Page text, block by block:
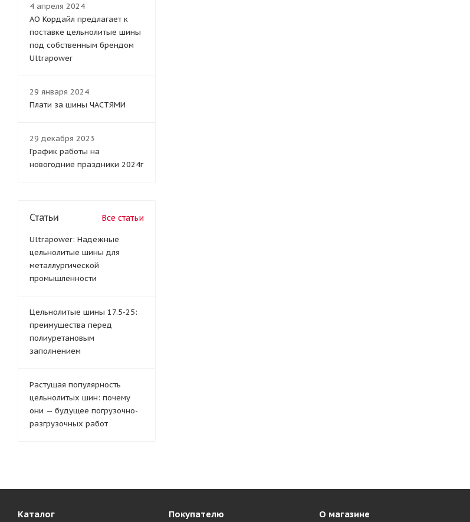
4 апреля 2024
АО Кордайл предлагает к
поставке цельнолитые шины
под собственным брендом
Ultrapower
29 января 2024
Плати за шины ЧАСТЯМИ
29 декабря 2023
График работы на
новогодние праздники 2024г
Статьи Все статьи
Ultrapower: Надежные
цельнолитые шины для
металлургической
промышленности
Цельнолитые шины 17.5-25:
преимущества перед
полиуретановым
заполнением
Растущая популярность
цельнолитых шин: почему
они — будущее погрузочно-
разгрузочных работ
Каталог Покупателю О магазине